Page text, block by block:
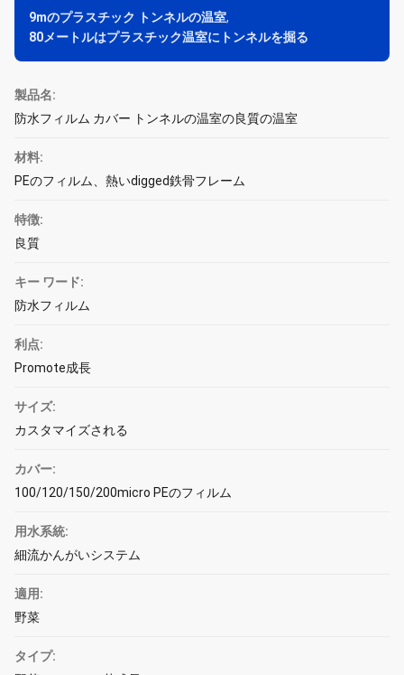
9mのプラスチック トンネルの温室,
80メートルはプラスチック温室にトンネルを掘る
製品名:
防水フィルム カバー トンネルの温室の良質の温室
材料:
PEのフィルム、熱いdigged鉄骨フレーム
特徴:
良質
キー ワード:
防水フィルム
利点:
Promote成長
サイズ:
カスタマイズされる
カバー:
100/120/150/200micro PEのフィルム
用水系統:
細流かんがいシステム
適用:
野菜
タイプ: